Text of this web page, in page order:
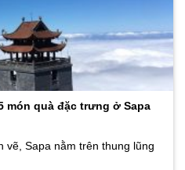
món quà đặc trưng ở Sapa
vẽ, Sapa nằm trên thung lũng